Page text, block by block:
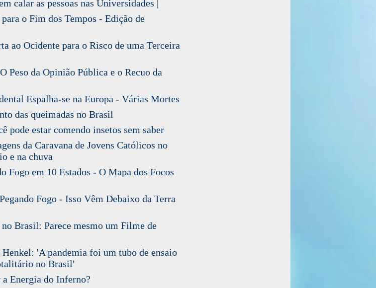
calar as pessoas nas Universidades |
o Fim dos Tempos - Edição de
ao Ocidente para o Risco de uma Terceira
Peso da Opinião Pública e o Recuo da
Espalha-se na Europa - Várias Mortes
das queimadas no Brasil
pode estar comendo insetos sem saber
da Caravana de Jovens Católicos no
e na chuva
Fogo em 10 Estados - O Mapa dos Focos
Fogo - Isso Vêm Debaixo da Terra
no Brasil: Parece mesmo um Filme de
'A pandemia foi um tubo de ensaio
no Brasil'
Energia do Inferno?